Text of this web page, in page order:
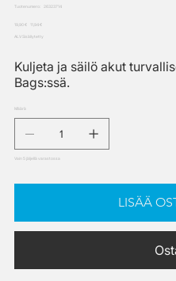
Tuotenumero:
SKU
26323714
Alkuperäinen
hinta
19,90 €
Alennettu
hinta
11,94 €
ALV Sisällytetty
Kuljeta ja säilö akut
Bags:ssä.
Määrä
Vain 5 jäljellä varastossa
LISÄÄ